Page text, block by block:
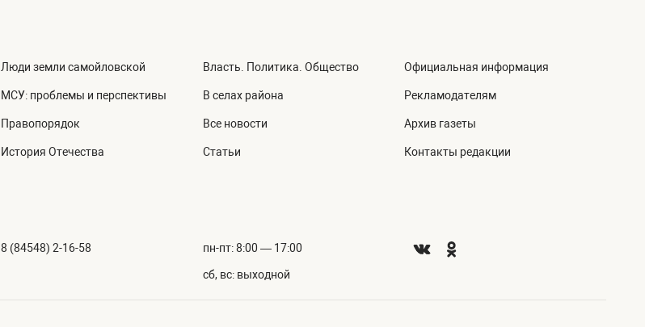
Люди земли самойловской
МСУ: проблемы и перспективы
Правопорядок
История Отечества
Власть. Политика. Общество
В селах района
Все новости
Статьи
Официальная информация
Рекламодателям
Архив газеты
Контакты редакции
8 (84548) 2-16-58 пн-пт: 8:00 — 17:00
сб, вс: выходной